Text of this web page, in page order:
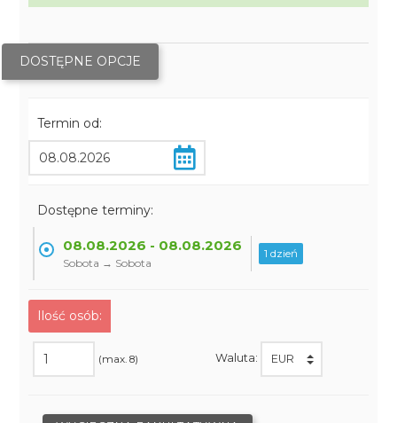
DOSTĘPNE OPCJE
Termin od:
Dostępne terminy:
08.08.2026 - 08.08.2026
Sobota → Sobota
1 dzień
Ilość osób:
(max. 8) Waluta: